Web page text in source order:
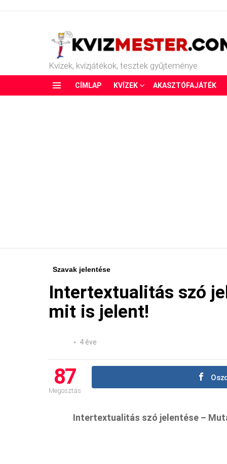
Kvízek, kvízjátékok, tesztek gyűjteménye
CÍMLAP KVÍZEK AKASZTÓFAJÁTÉK
Szavak jelentése
Intertextualitás szó
mit is jelent!
4 éve
87
Megosztás
Intertextualitás szó jelentése –